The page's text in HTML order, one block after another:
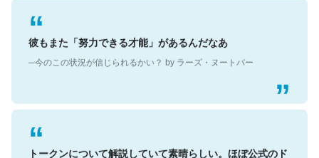
彼もまた「努力できる才能」があるんだなあ
トークンについて解説していて素晴らしい。ほぼ公式のド